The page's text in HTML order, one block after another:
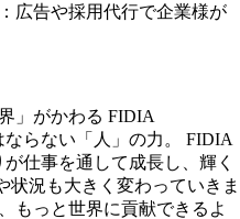
広告や採用代⾏で企業様が
」がかわる FIDIA
らない「人」の力。 FIDIA
仕事を通して成長し、輝く
状況も大きく変わっていきま
もっと世界に貢献できるよ